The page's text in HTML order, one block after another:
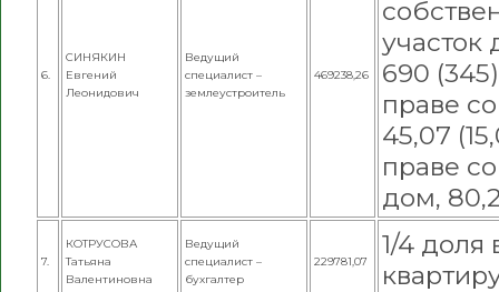
6.
СИНЯКИН
Евгений
Леонидович
Ведущий
специалист –
землеустроитель
469238,26
участок
690
праве
45,07
праве
дом,
7.
КОТРУСОВА
Татьяна
Валентиновна
Ведущий
специалист –
бухгалтер
229781,07
1/4 доля